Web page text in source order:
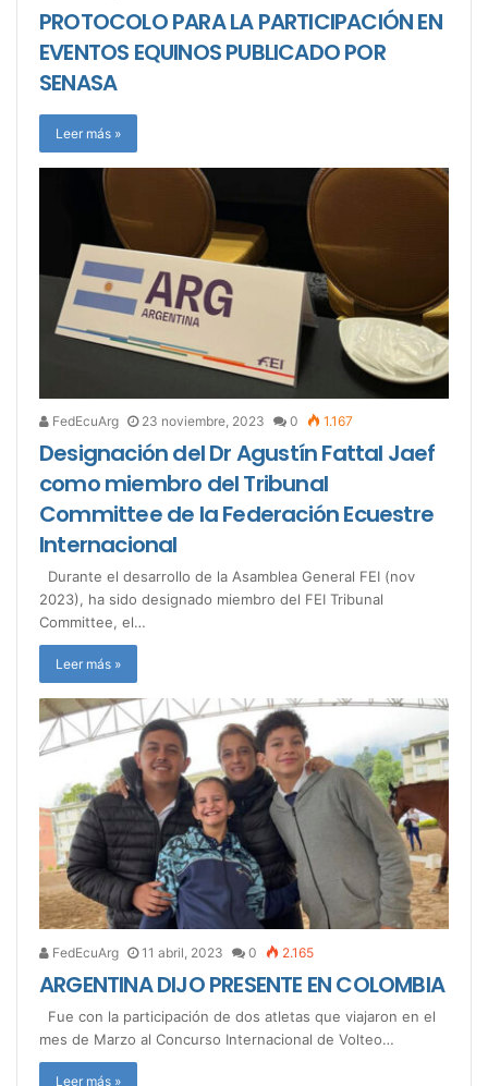
PROTOCOLO PARA LA PARTICIPACIÓN EN
EVENTOS EQUINOS PUBLICADO POR
SENASA
Leer más »
FedEcuArg 23 noviembre, 2023 0 1.167
Designación del Dr Agustín Fattal Jaef
como miembro del Tribunal
Committee de la Federación Ecuestre
Internacional
Durante el desarrollo de la Asamblea General FEI (nov
2023), ha sido designado miembro del FEI Tribunal
Committee, el…
Leer más »
FedEcuArg 11 abril, 2023 0 2.165
ARGENTINA DIJO PRESENTE EN COLOMBIA
Fue con la participación de dos atletas que viajaron en el
mes de Marzo al Concurso Internacional de Volteo…
Leer más »